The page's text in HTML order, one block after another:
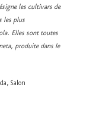
les cultivars de
les plus
Elles sont toutes
, produite dans le
Salon